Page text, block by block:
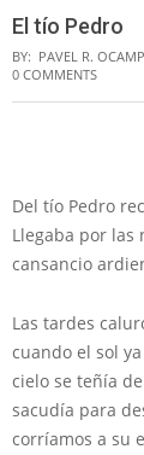
El tío Pedro
BY: PAVEL R.
0 COMMENTS
Del tío Pedro
Llegaba por las
cansancio
Las tardes
cuando el sol
cielo se teñía
sacudía para
corríamos a su